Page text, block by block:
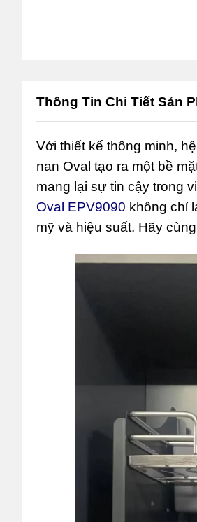
Thông Tin Chi Tiết Sản
Với thiết kế thông minh,
nan Oval tạo ra một bề
mang lại sự tin cậy trong
Oval EPV9090 không chỉ
mỹ và hiệu suất. Hãy cùng